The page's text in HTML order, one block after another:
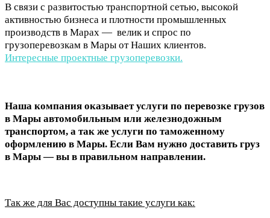
В связи с развитостью транспортной сетью, высокой
активностью бизнеса и плотности промышленных
производств в Марах — велик и спрос по
грузоперевозкам в Мары от Наших клиентов.
Интересные проектные грузоперевозки.
Наша компания оказывает услуги по перевозке грузов
в Мары автомобильным или железнодожным
транспортом, а так же услуги по таможенному
оформлению в Мары. Если Вам нужно доставить груз
в Мары — вы в правильном направлении.
Так же для Вас доступны такие услуги как: